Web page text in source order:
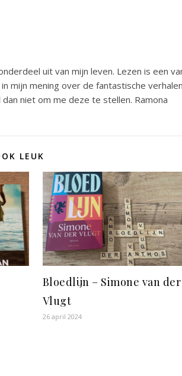
uit van mijn leven. Lezen is een
mijn mening over de fantastische verhalen
niet om me deze te stellen. Ramona
LEUK
Bloedlijn – Simone van der
Vlugt
26 april 2024